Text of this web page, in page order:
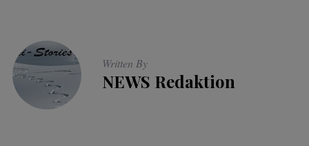
Written By
NEWS Redaktion